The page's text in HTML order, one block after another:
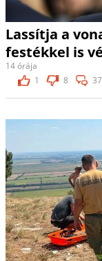
Lassítja a
festékkel is
14 órája
1
8 37